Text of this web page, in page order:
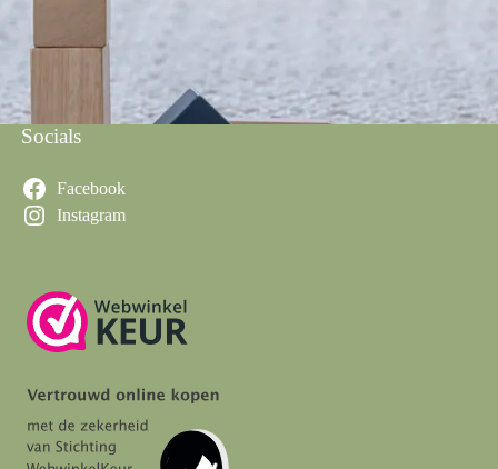
Socials
Facebook
Instagram